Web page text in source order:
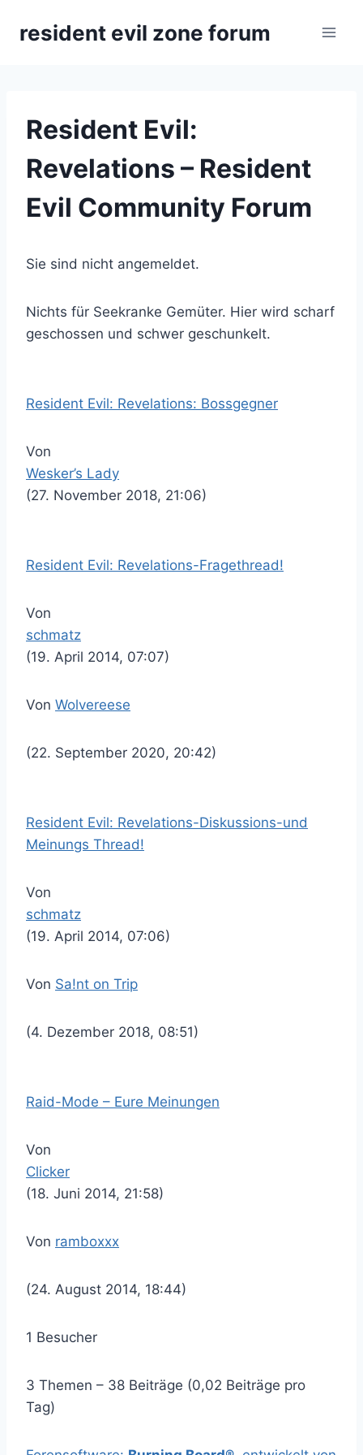
Inhaltresident evil zone forum
Resident Evil:
Revelations – Resident
Evil Community Forum
Sie sind nicht angemeldet.
Nichts für Seekranke Gemüter. Hier wird scharf
geschossen und schwer geschunkelt.
Resident Evil: Revelations: Bossgegner
Von
Wesker’s Lady
(27. November 2018, 21:06)
Resident Evil: Revelations-Fragethread!
Von
schmatz
(19. April 2014, 07:07)
Von Wolvereese
(22. September 2020, 20:42)
Resident Evil: Revelations-Diskussions-und
Meinungs Thread!
Von
schmatz
(19. April 2014, 07:06)
Von Sa!nt on Trip
(4. Dezember 2018, 08:51)
Raid-Mode – Eure Meinungen
Von
Clicker
(18. Juni 2014, 21:58)
Von ramboxxx
(24. August 2014, 18:44)
1 Besucher
3 Themen – 38 Beiträge (0,02 Beiträge pro
Tag)